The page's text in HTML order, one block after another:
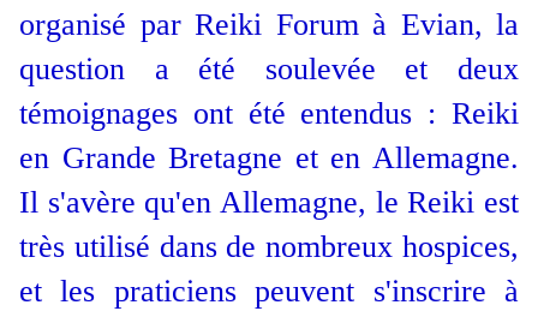
organisé par Reiki Forum à Evian, la
question a été soulevée et deux
témoignages ont été entendus : Reiki
en Grande Bretagne et en Allemagne.
Il s'avère qu'en Allemagne, le Reiki est
très utilisé dans de nombreux hospices,
et les praticiens peuvent s'inscrire à